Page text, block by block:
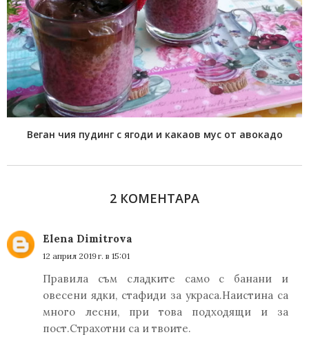
Веган чия пудинг с ягоди и какаов мус от авокадо
2 КОМЕНТАРА
Elena Dimitrova
12 април 2019 г. в 15:01
Правила съм сладките само с банани и
овесени ядки, стафиди за украса.Наистина са
много лесни, при това подходящи и за
пост.Страхотни са и твоите.